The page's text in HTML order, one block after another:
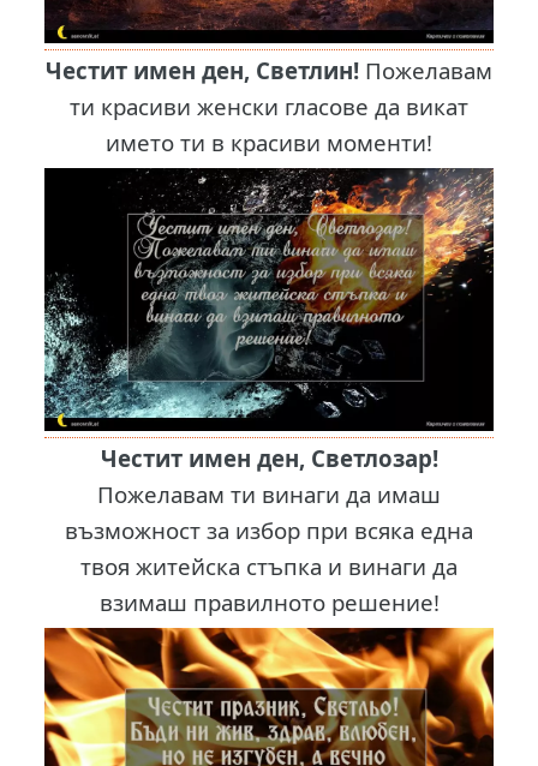
Честит имен ден, Светлин! Пожелавам
ти красиви женски гласове да викат
името ти в красиви моменти!
Честит имен ден, Светлозар!
Пожeлавам ти винаги да имаш
възможност за избор при всяка една
твоя житейска стъпка и винаги да
взимаш правилното решение!